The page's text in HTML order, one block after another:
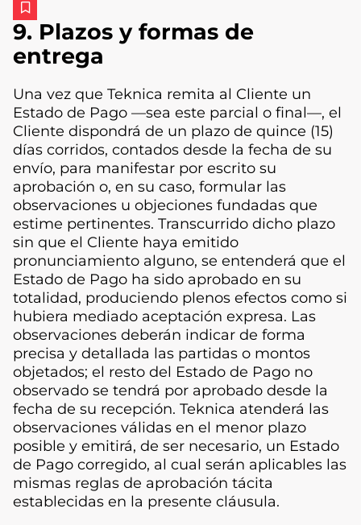
9. Plazos y formas de
entrega
Una vez que Teknica remita al Cliente un
Estado de Pago —sea este parcial o final—, el
Cliente dispondrá de un plazo de quince (15)
días corridos, contados desde la fecha de su
envío, para manifestar por escrito su
aprobación o, en su caso, formular las
observaciones u objeciones fundadas que
estime pertinentes. Transcurrido dicho plazo
sin que el Cliente haya emitido
pronunciamiento alguno, se entenderá que el
Estado de Pago ha sido aprobado en su
totalidad, produciendo plenos efectos como si
hubiera mediado aceptación expresa. Las
observaciones deberán indicar de forma
precisa y detallada las partidas o montos
objetados; el resto del Estado de Pago no
observado se tendrá por aprobado desde la
fecha de su recepción. Teknica atenderá las
observaciones válidas en el menor plazo
posible y emitirá, de ser necesario, un Estado
de Pago corregido, al cual serán aplicables las
mismas reglas de aprobación tácita
establecidas en la presente cláusula.